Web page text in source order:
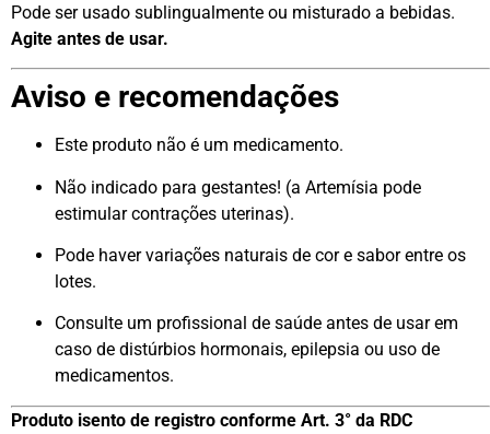
Pode ser usado sublingualmente ou misturado a bebidas.
Agite antes de usar.
Aviso e recomendações
Este produto não é um medicamento.
Não indicado para gestantes! (a Artemísia pode
estimular contrações uterinas).
Pode haver variações naturais de cor e sabor entre os
lotes.
Consulte um profissional de saúde antes de usar em
caso de distúrbios hormonais, epilepsia ou uso de
medicamentos.
Produto isento de registro conforme Art. 3° da RDC